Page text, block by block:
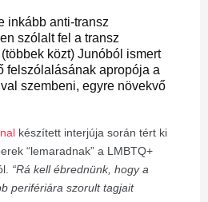
inkább anti-transz
szólalt fel a transz
közt) Junóból ismert
felszólalásának apropója a
szembeni, egyre növekvő
készített interjúja során tért ki
“lemaradnak” a LMBTQ+
“Rá kell ébrednünk, hogy a
perifériára szorult tagjait